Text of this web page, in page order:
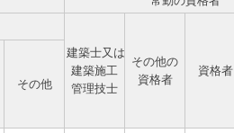
建築士又は
建築施工
管理技士
その他の
資格者
資格者
その他